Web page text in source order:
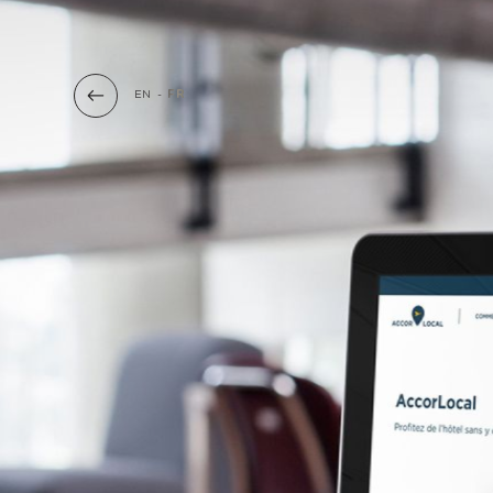
EN - FR